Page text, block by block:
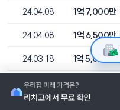
24.04.08 1억 7,000만
24.04.08 1억 6,500만
24.03.18 1억 5,000만
24.01.25